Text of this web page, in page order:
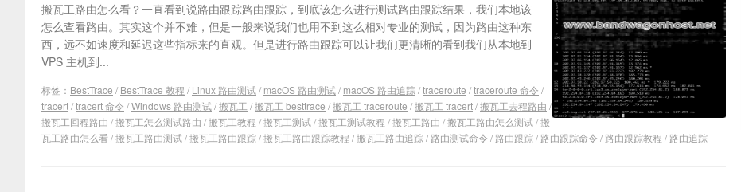
搬瓦工路由怎么看？一直看到说路由跟踪路由跟踪，到底该怎么进行测试路由跟踪结果，我们本地该
怎么查看路由。其实这个并不难，但是一般来说我们也用不到这么相对专业的测试，因为路由这种东
西，远不如速度和延迟这些指标来的直观。但是进行路由跟踪可以让我们更清晰的看到我们从本地到
VPS 主机到...
标签： BestTrace / BestTrace 教程 / Linux 路由测试 / macOS 路由测试 / macOS 路由追踪/traceroute /traceroute 命令 /
tracert/tracert 命令 /Windows 路由测试 /搬瓦工 /搬瓦工 besttrace /搬瓦工 traceroute /搬瓦工 tracert/搬瓦工去程路由 /
搬瓦工回程路由 /搬瓦工怎么测试路由 /搬瓦工教程 /搬瓦工测试 /搬瓦工测试教程 /搬瓦工路由 /搬瓦工路由怎么测试 /搬
瓦工路由怎么看/搬瓦工路由测试 /搬瓦工路由跟踪/搬瓦工路由跟踪教程 /搬瓦工路由追踪/ 路由测试命令 / 路由跟踪/ 路由跟踪命令 / 路由跟踪教程 / 路由追踪